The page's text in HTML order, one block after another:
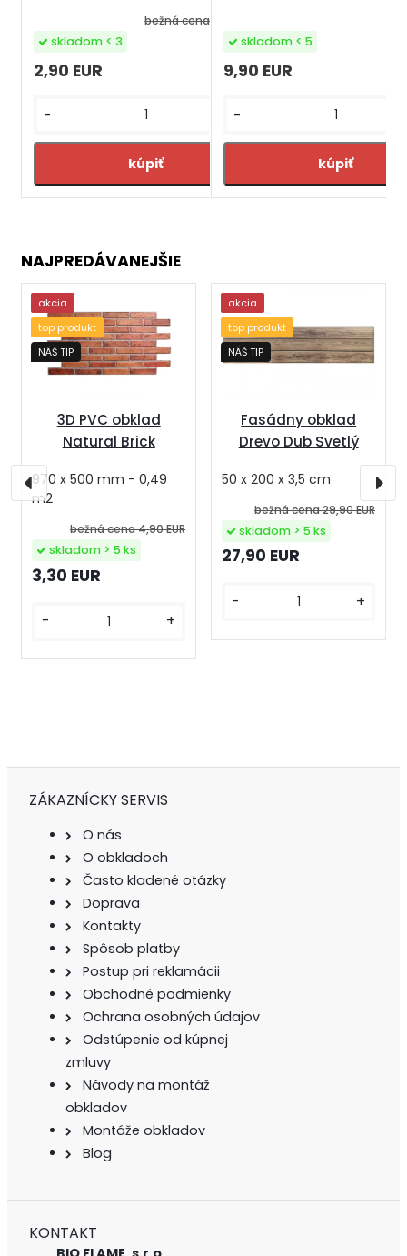
bežná cena
2,90 EUR
skladom < 3
- +
9,90 EUR
skladom < 5
-
NAJPREDÁVANEJŠIE
3D PVC obklad
Natural Brick
970 x 500 mm - 0,49
m2
bežná cena4,90 EUR
3,30 EUR
- +
skladom > 5 ks
akcia
top produkt
NÁŠ TIP
Fasádny obklad
Drevo Dub Svetlý
50 x 200 x 3,5 cm
bežná cena29,90 EUR
27,90 EUR
- +
skladom > 5 ks
akcia
top produkt
NÁŠ TIP
ZÁKAZNÍCKY SERVIS
O nás
O obkladoch
Často kladené otázky
Doprava
Kontakty
Spôsob platby
Postup pri reklamácii
Obchodné podmienky
Ochrana osobných údajov
Odstúpenie od kúpnej
zmluvy
Návody na montáž
obkladov
Montáže obkladov
Blog
KONTAKT